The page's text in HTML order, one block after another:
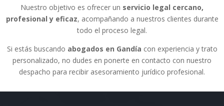
Nuestro objetivo es ofrecer un servicio legal cercano,
profesional y eficaz, acompañando a nuestros clientes durante
todo el proceso legal.
Si estás buscando abogados en Gandía con experiencia y trato
personalizado, no dudes en ponerte en contacto con nuestro
despacho para recibir asesoramiento jurídico profesional.